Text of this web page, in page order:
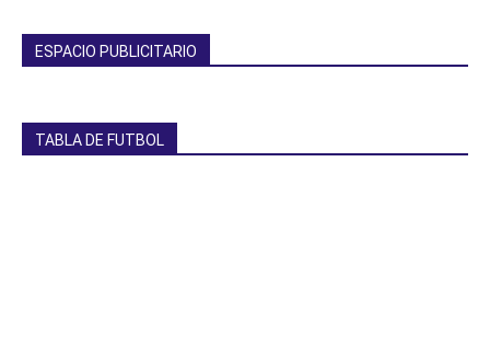
ESPACIO PUBLICITARIO
TABLA DE FUTBOL